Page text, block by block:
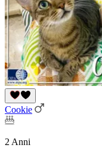
Cookie
2 Anni